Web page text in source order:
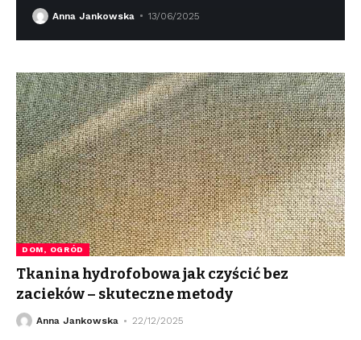
Anna Jankowska 13/06/2025
DOM, OGRÓD
Tkanina hydrofobowa jak czyścić bez
zacieków – skuteczne metody
Anna Jankowska 22/12/2025